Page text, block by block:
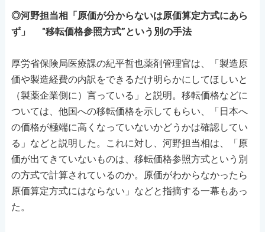
◎河野担当相「原価が分からないは原価算定方式にあら
ず」 "移転価格参照方式”という別の手法
厚労省保険局医療課の紀平哲也薬剤管理官は、「製造原
価や製造経費の内訳をできるだけ明らかにしてほしいと
（製薬企業側に）言っている」と説明。移転価格などに
ついては、他国への移転価格を示してもらい、「日本へ
の価格が極端に高くなっていないかどうかは確認してい
る」などと説明した。これに対し、河野担当相は、「原
価が出てきていないものは、移転価格参照方式という別
の方式で計算されているのか。原価がわからなかったら
原価算定方式にはならない」などと指摘する一幕もあっ
た。